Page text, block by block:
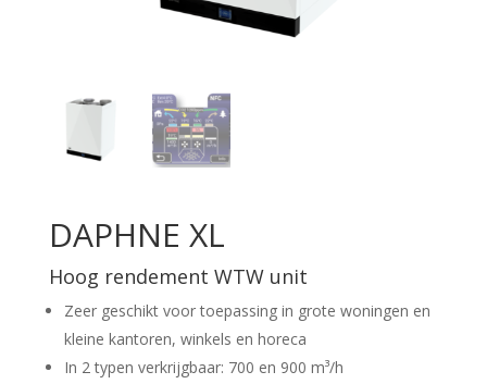
DAPHNE XL
Hoog rendement WTW unit
Zeer geschikt voor toepassing in grote woningen en
kleine kantoren, winkels en horeca
In 2 typen verkrijgbaar: 700 en 900 m³/h